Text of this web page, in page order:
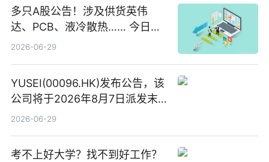
多只A股公告！涉及供货英伟
达、PCB、液冷散热…… 今日快
讯
2026-06-29
YUSEI(00096.HK)发布公告，该
公司将于2026年8月7日派发末
期股息每股人民币0.013元 每日
2026-06-29
考不上好大学？找不到好工作？